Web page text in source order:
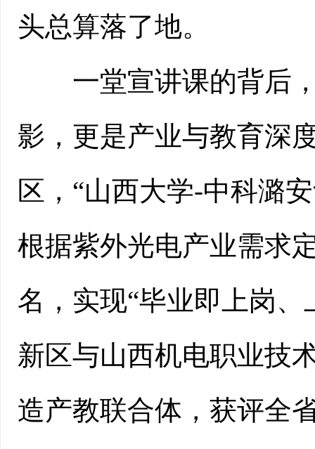
头总算落了地。
一堂宣讲课的背后，
影，更是产业与教育深
区，“山西大学-中科潞
根据紫外光电产业需求
名，实现“毕业即上岗
新区与山西机电职业技
造产教联合体，获评全